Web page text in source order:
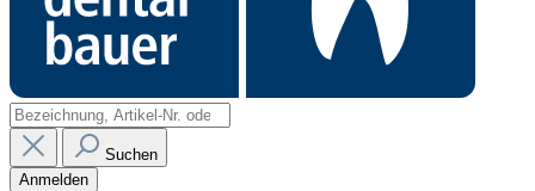
Suchen
Anmelden